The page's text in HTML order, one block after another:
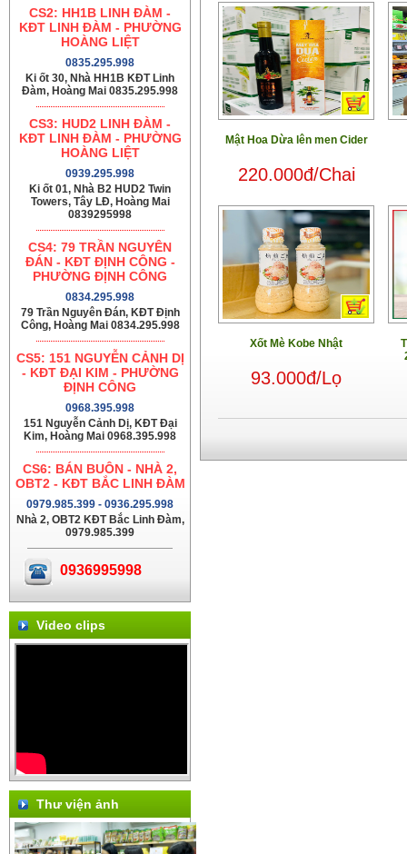
CS2: HH1B LINH ĐÀM -
KĐT LINH ĐÀM - PHƯỜNG
HOÀNG LIỆT
0835.295.998
Ki ốt 30, Nhà HH1B KĐT Linh
Đàm, Hoàng Mai 0835.295.998
CS3: HUD2 LINH ĐÀM -
KĐT LINH ĐÀM - PHƯỜNG
HOÀNG LIỆT
0939.295.998
Ki ốt 01, Nhà B2 HUD2 Twin
Towers, Tây LĐ, Hoàng Mai
0839295998
CS4: 79 TRẦN NGUYÊN
ĐÁN - KĐT ĐỊNH CÔNG -
PHƯỜNG ĐỊNH CÔNG
0834.295.998
79 Trần Nguyên Đán, KĐT Định
Công, Hoàng Mai 0834.295.998
CS5: 151 NGUYỄN CẢNH DỊ
- KĐT ĐẠI KIM - PHƯỜNG
ĐỊNH CÔNG
0968.395.998
151 Nguyễn Cảnh Dị, KĐT Đại
Kim, Hoàng Mai 0968.395.998
CS6: BÁN BUÔN - NHÀ 2,
OBT2 - KĐT BẮC LINH ĐÀM
0979.985.399 - 0936.295.998
Nhà 2, OBT2 KĐT Bắc Linh Đàm,
0979.985.399
0936995998
Video clips
Thư viện ảnh
Mật Hoa Dừa lên men Cider
220.000đ/Chai
Xốt Mè Kobe Nhật
93.000đ/Lọ